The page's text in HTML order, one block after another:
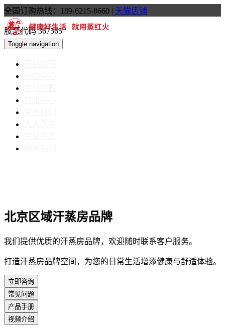
全国订购热线：189-6215-8660 | 天猫店铺
股票代码 367565
Toggle navigation
北京区域汗蒸房品牌
我们提供优质的汗蒸房品牌，欢迎随时联系客户服务。
打造汗蒸房品牌空间，为您的日常生活增添健康与舒适体验。
立即咨询
常见问题
产品手册
视频介绍